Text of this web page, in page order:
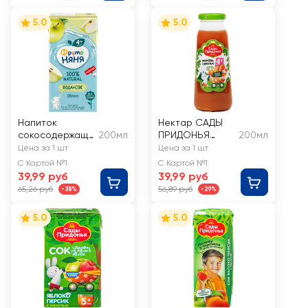
5.0
Напиток
сокосодержащи
й ФРУТОНЯНЯ
Вода+сок,
яблоко, с 4
месяцев
200мл
Цена за 1 шт
С Картой №1
39,99 руб
65,26 руб -38%
5.0
Нектар САДЫ
ПРИДОНЬЯ
Морковь с
мякотью, с 5
месяцев
200мл
Цена за 1 шт
С Картой №1
39,99 руб
56,89 руб -29%
5.0 5.0